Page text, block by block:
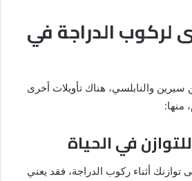
لركوب الدراجة في
سيرين والنابلسي، هناك تأويلات أخرى
منها:
أثناء ركوب الدراجة، فقد يعني